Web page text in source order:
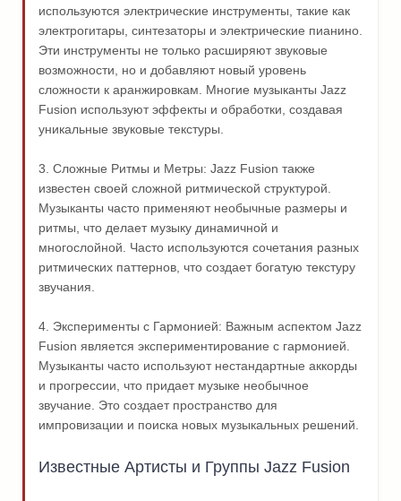
используются электрические инструменты, такие как
электрогитары, синтезаторы и электрические пианино.
Эти инструменты не только расширяют звуковые
возможности, но и добавляют новый уровень
сложности к аранжировкам. Многие музыканты Jazz
Fusion используют эффекты и обработки, создавая
уникальные звуковые текстуры.
3. Сложные Ритмы и Метры: Jazz Fusion также
известен своей сложной ритмической структурой.
Музыканты часто применяют необычные размеры и
ритмы, что делает музыку динамичной и
многослойной. Часто используются сочетания разных
ритмических паттернов, что создает богатую текстуру
звучания.
4. Эксперименты с Гармонией: Важным аспектом Jazz
Fusion является экспериментирование с гармонией.
Музыканты часто используют нестандартные аккорды
и прогрессии, что придает музыке необычное
звучание. Это создает пространство для
импровизации и поиска новых музыкальных решений.
Известные Артисты и Группы Jazz Fusion